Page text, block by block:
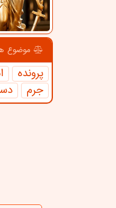
موضوع
پرونده
جرم